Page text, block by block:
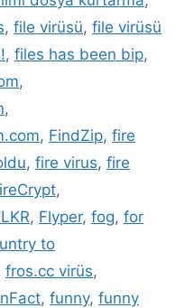
, file virüsü, file virüsü
, files has been bip,
,
,
, FindZip, fire
, fire virus, fire
,
, Flyper, fog, for
to
fros.cc virüs,
, funny, funny